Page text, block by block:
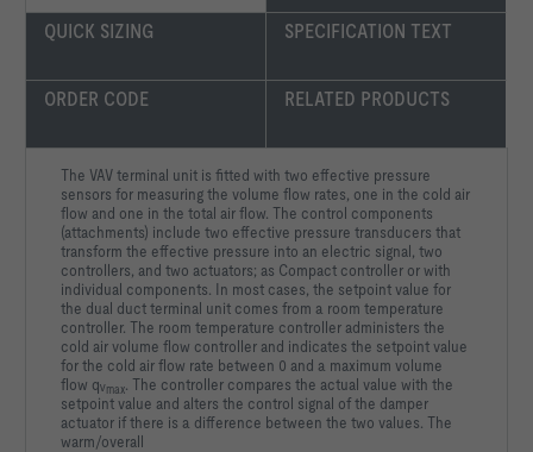
QUICK SIZING SPECIFICATION TEXT
ORDER CODE RELATED PRODUCTS
The VAV terminal unit is fitted with two effective pressure
sensors for measuring the volume flow rates, one in the cold air
flow and one in the total air flow. The control components
(attachments) include two effective pressure transducers that
transform the effective pressure into an electric signal, two
controllers, and two actuators; as Compact controller or with
individual components. In most cases, the setpoint value for
the dual duct terminal unit comes from a room temperature
controller. The room temperature controller administers the
cold air volume flow controller and indicates the setpoint value
for the cold air flow rate between 0 and a maximum volume
flow qᵥmax. The controller compares the actual value with the
setpoint value and alters the control signal of the damper
actuator if there is a difference between the two values. The
warm/overall